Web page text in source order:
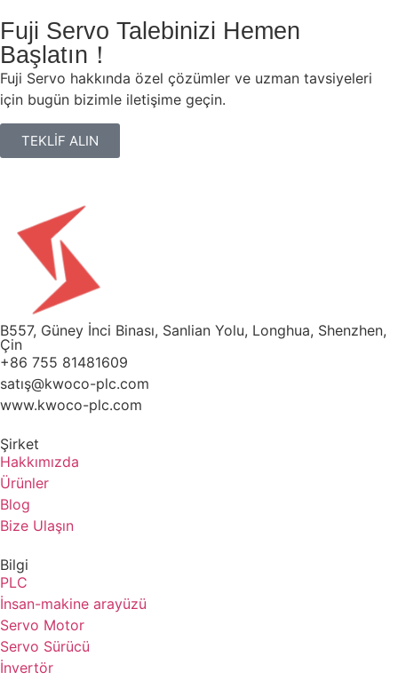
Fuji Servo Talebinizi Hemen
Başlatın！
Fuji Servo hakkında özel çözümler ve uzman tavsiyeleri
için bugün bizimle iletişime geçin.
TEKLİF ALIN
B557, Güney İnci Binası, Sanlian Yolu, Longhua, Shenzhen,
Çin
+86 755 81481609
satış@kwoco-plc.com
www.kwoco-plc.com
Şirket
Hakkımızda
Ürünler
Blog
Bize Ulaşın
Bilgi
PLC
İnsan-makine arayüzü
Servo Motor
Servo Sürücü
İnvertör